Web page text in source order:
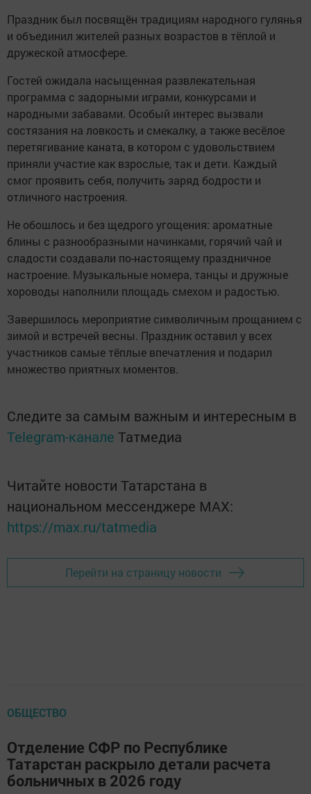
Праздник был посвящён традициям народного гулянья
и объединил жителей разных возрастов в тёплой и
дружеской атмосфере.
Гостей ожидала насыщенная развлекательная
программа с задорными играми, конкурсами и
народными забавами. Особый интерес вызвали
состязания на ловкость и смекалку, а также весёлое
перетягивание каната, в котором с удовольствием
приняли участие как взрослые, так и дети. Каждый
смог проявить себя, получить заряд бодрости и
отличного настроения.
Не обошлось и без щедрого угощения: ароматные
блины с разнообразными начинками, горячий чай и
сладости создавали по-настоящему праздничное
настроение. Музыкальные номера, танцы и дружные
хороводы наполнили площадь смехом и радостью.
Завершилось мероприятие символичным прощанием с
зимой и встречей весны. Праздник оставил у всех
участников самые тёплые впечатления и подарил
множество приятных моментов.
Следите за самым важным и интересным в
Telegram-канале Татмедиа
Читайте новости Татарстана в
национальном мессенджере MАХ:
https://max.ru/tatmedia
Перейти на страницу новости
ОБЩЕСТВО
Отделение СФР по Республике
Татарстан раскрыло детали расчета
больничных в 2026 году